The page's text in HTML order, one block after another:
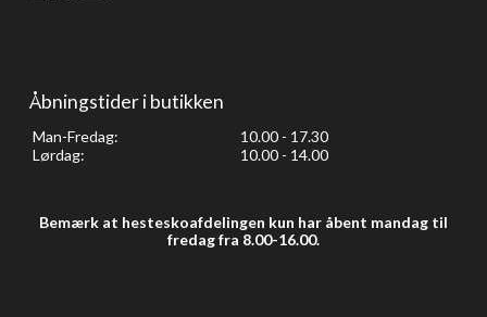
Åbningstider i butikken
Man-Fredag:
10.00 - 17.30
Lørdag:
10.00 - 14.00
Bemærk at hesteskoafdelingen kun har åbent mandag til
fredag fra 8.00-16.00.